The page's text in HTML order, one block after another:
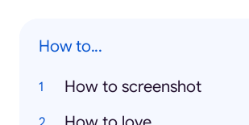
How to...
How to screenshot